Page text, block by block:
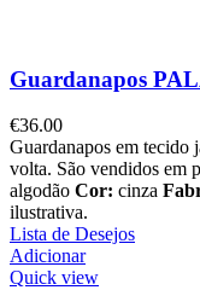
Guardanapos
€36.00
Guardanapos em tecido
volta. São vendidos em
algodão Cor: cinza
ilustrativa.
Lista de Desejos
Adicionar
Quick view